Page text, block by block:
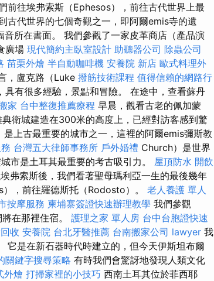
前往埃弗索斯（Ephesos），前往古代世界上最
古代世界的七個奇觀之一，即阿爾emis寺的遺
所在書面。 我們參觀了一家皮革商店（產品演
廣場 現代簡約主臥室設計 助聽器公司 除蟲公司
苗栗外燴 半自動咖啡機 安養院 新店 歐式料理外
，盧克路（Luke 撥筋技術課程 值得信賴的網路行
具有很多經驗，景點和冒險。 在途中，查看蘇丹
家 台中整復推薦療程 早晨，觀看古老的佩加蒙
典衛城建造在300米的高度上，已經對訪客感到驚
上古最重要的城市之一，這裡的阿爾emis彌斯教
台灣五大律師事務所 戶外婚禮 Church）是世界
市是土耳其最重要的考古吸引力。 屋頂防水 開飲
弗索斯後，我們看著聖母瑪利亞一生的最後幾年
，前往羅德斯托（Rodosto）。 老人養護 單人
按摩服務 柬埔寨簽證快速辦理教學 我們參觀
在那裡住宿。 護理之家 單人房 台中台胞證快速
收 安養院 台北牙醫推薦 台南搬家公司 lawyer 我
它是在新石器時代時建立的，但今天伊斯坦布爾
關鍵字搜尋策略 有時我們會驚訝地發現人類文化
外燴 打掃家裡的小技巧 西南土耳其位於菲西耶